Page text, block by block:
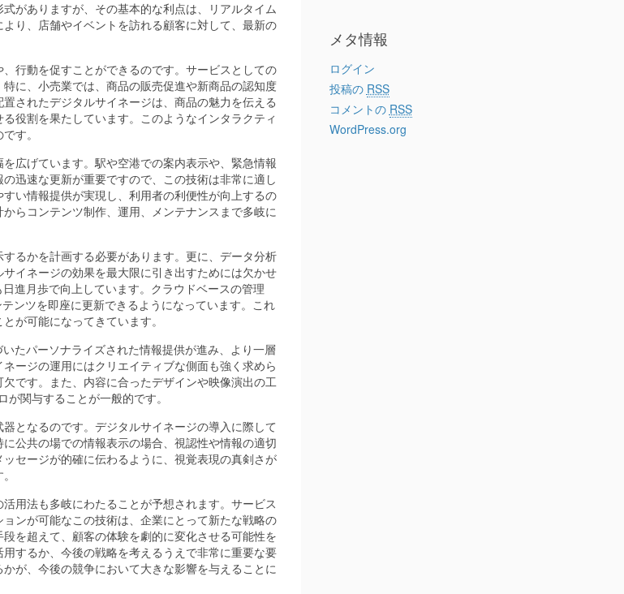
がありますが、その基本的な利点は、リアルタイム
り、店舗やイベントを訪れる顧客に対して、最新の
行動を促すことができるのです。サービスとしての
に、小売業では、商品の販売促進や新商品の認知度
されたデジタルサイネージは、商品の魅力を伝える
役割を果たしています。このようなインタラクティ
す。
広げています。駅や空港での案内表示や、緊急情報
迅速な更新が重要ですので、この技術は非常に適し
い情報提供が実現し、利用者の利便性が向上するの
らコンテンツ制作、運用、メンテナンスまで多岐に
るかを計画する必要があります。更に、データ分析
イネージの効果を最大限に引き出すためには欠かせ
進月歩で向上しています。クラウドベースの管理
ンツを即座に更新できるようになっています。これ
が可能になってきています。
たパーソナライズされた情報提供が進み、より一層
ージの運用にはクリエイティブな側面も強く求めら
です。また、内容に合ったデザインや映像演出の工
関与することが一般的です。
となるのです。デジタルサイネージの導入に際して
公共の場での情報表示の場合、視認性や情報の適切
セージが的確に伝わるように、視覚表現の真剣さが
用法も多岐にわたることが予想されます。サービス
ンが可能なこの技術は、企業にとって新たな戦略の
を超えて、顧客の体験を劇的に変化させる可能性を
するか、今後の戦略を考えるうえで非常に重要な要
が、今後の競争において大きな影響を与えることに
メタ情報
ログイン
投稿の RSS
コメントの RSS
WordPress.org